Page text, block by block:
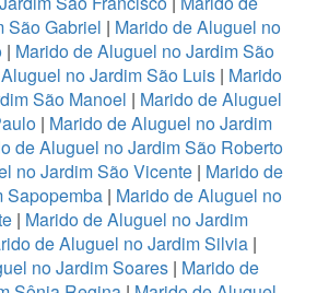
São Gabriel | Marido de Aluguel no
| Marido de Aluguel no Jardim São
no Jardim São Luis | Marido
São Manoel | Marido de Aluguel
| Marido de Aluguel no Jardim
de Aluguel no Jardim São Roberto
no Jardim São Vicente | Marido de
Sapopemba | Marido de Aluguel no
| Marido de Aluguel no Jardim
de Aluguel no Jardim Silvia|
no Jardim Soares | Marido de